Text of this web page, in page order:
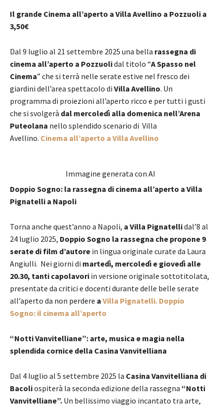
Il grande Cinema all’aperto a Villa Avellino a Pozzuoli a
3,50€
Dal 9 luglio al 21 settembre 2025 una bella rassegna di
cinema all’aperto a Pozzuolidal titolo “A Spasso nel
Cinema” che si terrà nelle serate estive nel fresco dei
giardini dell’area spettacolo di Villa Avellino. Un
programma di proiezioni all’aperto ricco e per tutti i gusti
che si svolgerà dal mercoledì alla domenica nell’Arena
Puteolana nello splendido scenario di Villa
Avellino. Cinema all’aperto a Villa Avellino
Immagine generata con AI
Doppio Sogno: la rassegna di cinema all’aperto a Villa
Pignatelli a Napoli
Torna anche quest’anno a Napoli, a Villa Pignatellidal’8 al
24 luglio 2025, Doppio Sogno la rassegna che propone 9
serate di film d’autore in lingua originale curate da Laura
Angiulli. Nei giorni di martedì, mercoledì e giovedì alle
20.30, tanti capolavori in versione originale sottotitolata,
presentate da critici e docenti durante delle belle serate
all’aperto da non perdere a Villa Pignatelli. Doppio
Sogno: il cinema all’aperto
“Notti Vanvitelliane”: arte, musica e magia nella
splendida cornice della Casina Vanvitelliana
Dal 4 luglio al 5 settembre 2025 la Casina Vanvitelliana di
Bacoliospiterà la seconda edizione della rassegna “Notti
Vanvitelliane”. Un bellissimo viaggio incantato tra arte,